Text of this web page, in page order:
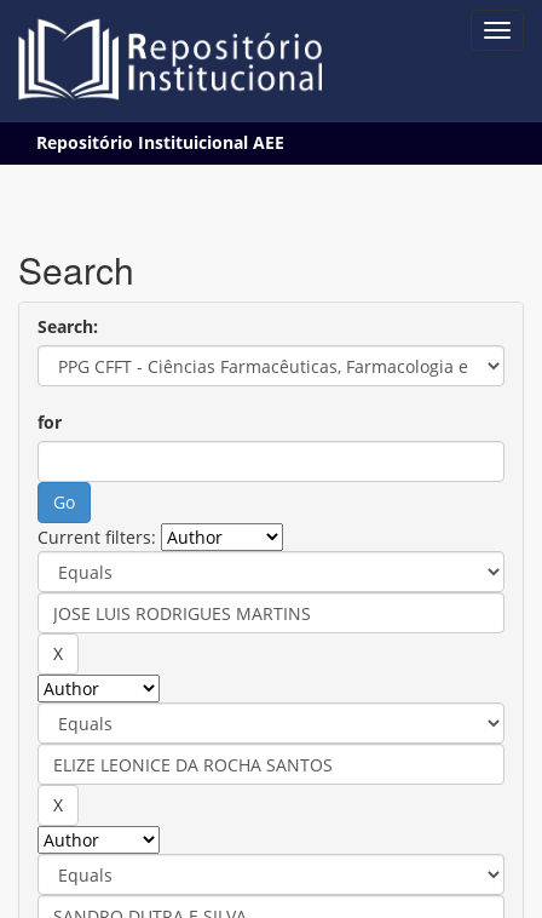
navigation
Repositório Instituicional AEE
Search
Search:
for
Current filters: